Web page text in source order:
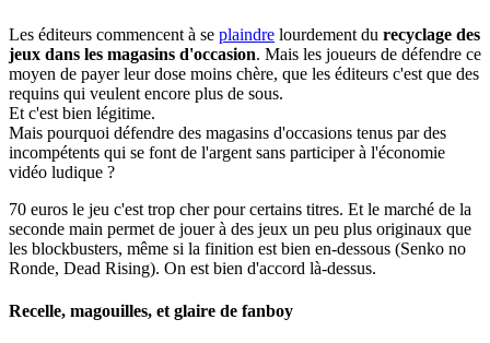
Les éditeurs commencent à se plaindre lourdement du recyclage des
jeux dans les magasins d'occasion. Mais les joueurs de défendre ce
moyen de payer leur dose moins chère, que les éditeurs c'est que des
requins qui veulent encore plus de sous.
Et c'est bien légitime.
Mais pourquoi défendre des magasins d'occasions tenus par des
incompétents qui se font de l'argent sans participer à l'économie
vidéo ludique ?
70 euros le jeu c'est trop cher pour certains titres. Et le marché de la
seconde main permet de jouer à des jeux un peu plus originaux que
les blockbusters, même si la finition est bien en-dessous (Senko no
Ronde, Dead Rising). On est bien d'accord là-dessus.
Recelle, magouilles, et glaire de fanboy